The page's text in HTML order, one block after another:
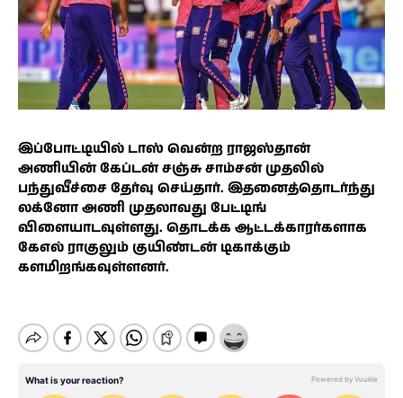
இப்போட்டியில் டாஸ் வென்ற ராஜஸ்தான்
அணியின் கேப்டன் சஞ்சு சாம்சன் முதலில்
பந்துவீச்சை தேர்வு செய்தார். இதனைத்தொடர்ந்து
லக்னோ அணி முதலாவது பேட்டிங்
விளையாடவுள்ளது. தொடக்க ஆட்டக்காரர்களாக
கேஎல் ராகுலும் குயிண்டன் டிகாக்கும்
களமிறங்கவுள்ளனர்.